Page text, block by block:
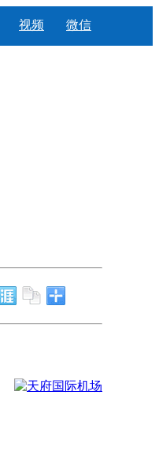
视频 微信